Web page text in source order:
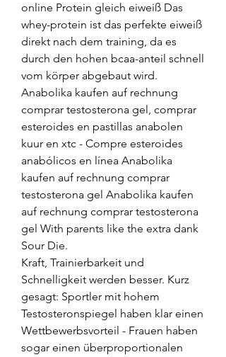
online Protein gleich eiweiß Das
whey-protein ist das perfekte eiweiß
direkt nach dem training, da es
durch den hohen bcaa-anteil schnell
vom körper abgebaut wird.
Anabolika kaufen auf rechnung
comprar testosterona gel, comprar
esteroides en pastillas anabolen
kuur en xtc - Compre esteroides
anabólicos en línea Anabolika
kaufen auf rechnung comprar
testosterona gel Anabolika kaufen
auf rechnung comprar testosterona
gel With parents like the extra dank
Sour Die.
Kraft, Trainierbarkeit und
Schnelligkeit werden besser. Kurz
gesagt: Sportler mit hohem
Testosteronspiegel haben klar einen
Wettbewerbsvorteil - Frauen haben
sogar einen überproportionalen